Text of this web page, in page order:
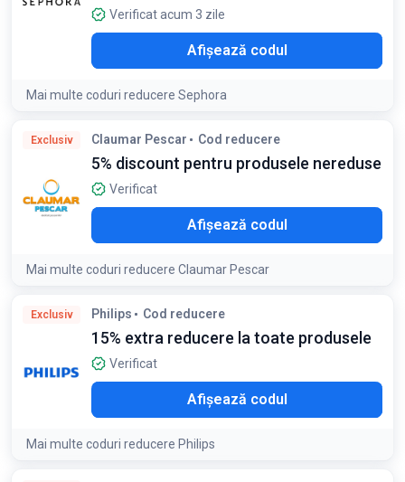
Verificat acum 3 zile
Afișează codul
Mai multe coduri reducere Sephora
Exclusiv Claumar Pescar Cod reducere
5% discount pentru produsele nereduse
Verificat
Afișează codul
Mai multe coduri reducere Claumar Pescar
Cuponul nu se cumuleaza cu alte promoții de pe site
Exclusiv Philips Cod reducere
15% extra reducere la toate produsele
Verificat
Afișează codul
Mai multe coduri reducere Philips